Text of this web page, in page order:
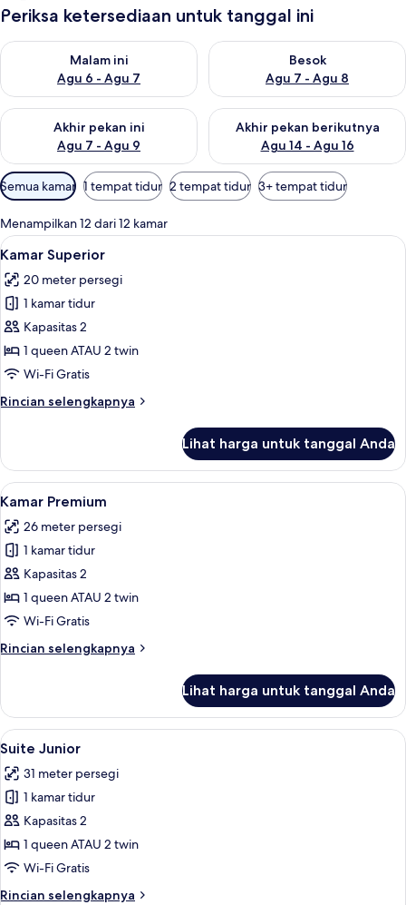
Periksa ketersediaan untuk tanggal ini
Malam ini
Agu 6 - Agu 7
Periksa ketersediaan untuk malam ini Agu 6 - Agu 7
Besok
Agu 7 - Agu 8
Periksa ketersediaan untuk
Akhir pekan ini
Agu 7 - Agu 9
Periksa ketersediaan untuk akhir pekan ini Agu 7 - Agu 9
Akhir pekan berikutnya
Agu 14 - Agu 16
Periksa ketersediaan untuk
Filter
tersedia
untuk
kamar
Semua kamar 1 tempat tidur 2 tempat tidur 3+ tempat tidur
Menampilkan 12 dari 12 kamar
Lihat
semua
foto
untuk
Kamar
Superior
Kamar Superior | Minibar, brankas,
7
Kamar Superior
20 meter persegi
1 kamar tidur
Kapasitas 2
1 queen ATAU 2 twin
Wi-Fi Gratis
Rincian selengkapnya
Rincian
Kamar
Superior
Lihat harga untuk tanggal Anda
Lihat
semua
foto
untuk
Kamar
Premium
Kamar Premium | Minibar, brankas,
6
Kamar Premium
26 meter persegi
1 kamar tidur
Kapasitas 2
1 queen ATAU 2 twin
Wi-Fi Gratis
Rincian selengkapnya
Rincian
Kamar
Premium
Lihat harga untuk tanggal Anda
Lihat
semua
foto
untuk
Suite
Junior
Minibar, brankas, meja kerja, dan
7
Suite Junior
31 meter persegi
1 kamar tidur
Kapasitas 2
1 queen ATAU 2 twin
Wi-Fi Gratis
Rincian selengkapnya
Rincian